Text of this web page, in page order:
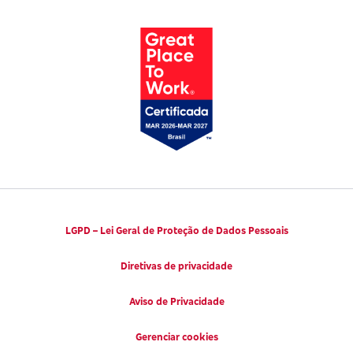
Códigos de Conduta Ética
LGPD – Lei Geral de Proteção de Dados Pessoais
Diretivas de privacidade
Aviso de Privacidade
Gerenciar cookies